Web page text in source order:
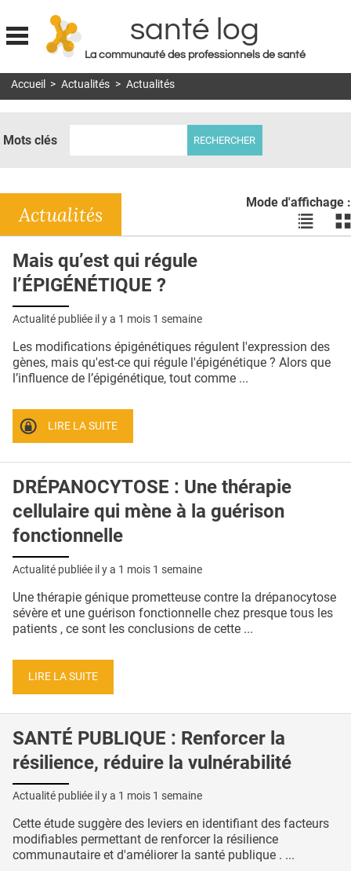
Jump to navigation
santé log
La communauté des professionnels de santé
MON COMPTE
DOSSIERS
RÉSEAUX
E-REVUE SAD
QUI SOMMES-NOUS ?
CONDITIONS GÉNÉRALES
CRÉDITS
Accueil > Actualités > Actualités
Mots clés
Mode d'affichage :
Voir
les
les
Actualités
Mais qu’est qui régule
l’ÉPIGÉNÉTIQUE ?
Actualité publiée il y a 1 mois 1 semaine
Les modifications épigénétiques régulent l'expression des
gènes, mais qu'est-ce qui régule l'épigénétique ? Alors que
l’influence de l’épigénétique, tout comme ...
LIRE LA SUITE
DRÉPANOCYTOSE : Une thérapie
cellulaire qui mène à la guérison
fonctionnelle
Actualité publiée il y a 1 mois 1 semaine
Une thérapie génique prometteuse contre la drépanocytose
sévère et une guérison fonctionnelle chez presque tous les
patients , ce sont les conclusions de cette ...
LIRE LA SUITE
SANTÉ PUBLIQUE : Renforcer la
résilience, réduire la vulnérabilité
Actualité publiée il y a 1 mois 1 semaine
Cette étude suggère des leviers en identifiant des facteurs
modifiables permettant de renforcer la résilience
communautaire et d'améliorer la santé publique . ...